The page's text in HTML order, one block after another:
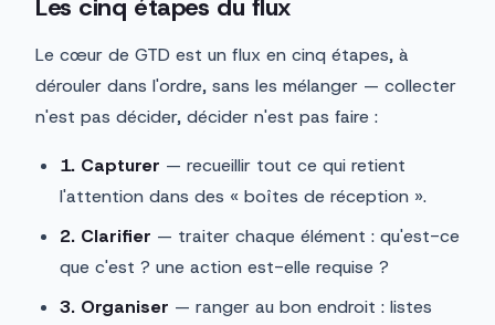
Les cinq étapes du flux
Le cœur de GTD est un flux en cinq étapes, à
dérouler dans l'ordre, sans les mélanger — collecter
n'est pas décider, décider n'est pas faire :
1. Capturer — recueillir tout ce qui retient
l'attention dans des « boîtes de réception ».
2. Clarifier — traiter chaque élément : qu'est-ce
que c'est ? une action est-elle requise ?
3. Organiser — ranger au bon endroit : listes